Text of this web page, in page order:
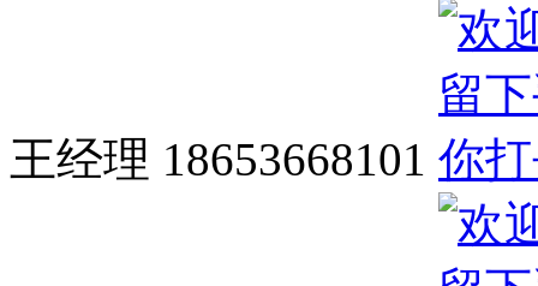
王经理 18653668101